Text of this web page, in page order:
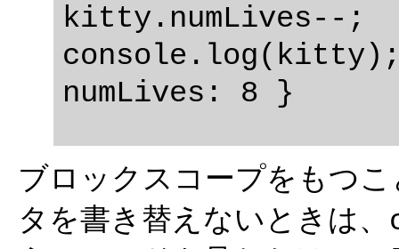
kitty.numLives--;
ブロックスコープをもつ
タを書き替えないときは、